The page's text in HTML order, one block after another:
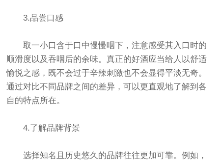
3.品尝口感
取一小口含于口中慢慢咽下，注意感受其入口时的
顺滑度以及吞咽后的余味。真正的好酒应当给人以舒适
愉悦之感，既不会过于辛辣刺激也不会显得平淡无奇。
通过对比不同品牌之间的差异，可以更直观地了解到各
自的特点所在。
4.了解品牌背景
选择知名且历史悠久的品牌往往更加可靠。例如，